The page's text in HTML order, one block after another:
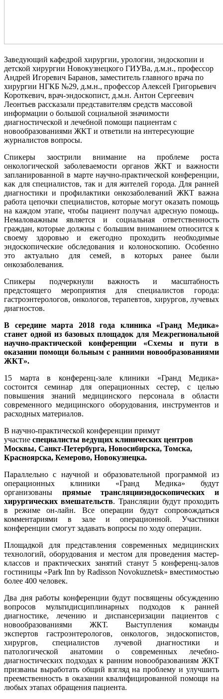
Заведующий кафедрой хирургии, урологии, эндоскопии и
детской хирургии Новокузнецкого ГИУВа, д.м.н., профессор
Андрей Игоревич Баранов, заместитель главного врача по
хирургии НГКБ №29, д.м.н., профессор Алексей Григорьевич
Короткевич, врач-эндоскопист, д.м.н. Антон Сергеевич
Леонтьев рассказали представителям средств массовой
информации о большой социальной значимости
диагностической и лечебной помощи пациентам с
новообразованиями ЖКТ и ответили на интересующие
журналистов вопросы.
Спикеры заострили внимание на проблеме роста
онкологической заболеваемости органов ЖКТ и важности
запланированной в марте научно-практической конференции,
как для специалистов, так и для жителей города. Для ранней
диагностики и профилактики онкозаболеваний ЖКТ важна
работа цепочки специалистов, которые могут оказать помощь
на каждом этапе, чтобы пациент получал адресную помощь.
Немаловажным является и социальная ответственность
граждан, которые должны с большим вниманием относится к
своему здоровью и ежегодно проходить необходимые
эндоскопические обследования и колоноскопию. Особенно
это актуально для семей, в которых ранее были
онкозаболевания.
Спикеры подчеркнули важность и масштабность
предстоящего мероприятия для специалистов города:
гастроэнтерологов, онкологов, терапевтов, хирургов, лучевых
диагностов.
В середине марта 2018 года клиника «Гранд Медика»
станет одной из базовых площадок для Межрегиональной
научно-практической конференции «Схемы и пути в
оказании помощи больным с ранними новообразованиями
ЖКТ».
15 марта в конференц-зале клиники «Гранд Медика»
состоится семинар для операционных сестер, с целью
повышения знаний медицинского персонала в области
современного медицинского оборудования, инструментов и
расходных материалов.
В научно-практической конференции примут
участие специалисты ведущих клинических центров
Москвы, Санкт-Петербурга, Новосибирска, Томска,
Красноярска, Кемерово, Новокузнецка.
Параллельно с научной и образовательной программой из
операционных клиники «Гранд Медика» будут
организованы прямые трансляцииэндоскопических и
хирургических вмешательств. Трансляции будут проходить
в режиме он-лайн. Все операции будут сопровождаться
комментариями в зале и операционной. Участники
конференции смогут задавать вопросы по ходу операции.
Площадкой для представления современных медицинских
технологий, оборудования и местом для проведения мастер-
классов и практических занятий станут 5 конференц-залов
гостиницы «Park Inn by Radisson Novokuznetsk» вместимостью
более 400 человек.
Два дня работы конференции будут посвящены обсуждению
вопросов мультидисциплинарных подходов к ранней
диагностике, лечению и диспансеризации пациентов с
новообразованиями ЖКТ. Выступления команды
экспертов гастроэнтерологов, онкологов, эндоскопистов,
хирургов, специалистов лучевой диагностики и
патологической анатомии о современных лечебно-
диагностических подходах к ранним новообразованиям ЖКТ
призваны выработать общий взгляд на проблему и улучшить
преемственность в оказании квалифицированной помощи на
любых этапах обращения пациента.